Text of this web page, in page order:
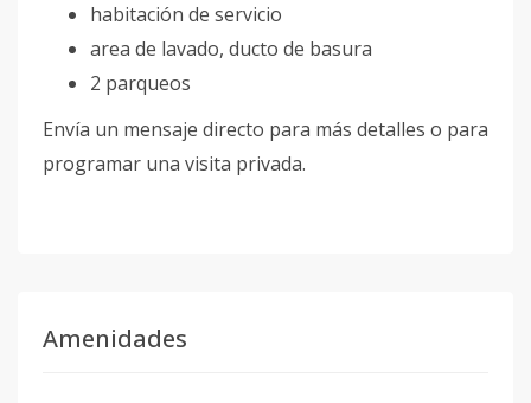
habitación de servicio
area de lavado, ducto de basura
2 parqueos
Envía un mensaje directo para más detalles o para
programar una visita privada.
Amenidades